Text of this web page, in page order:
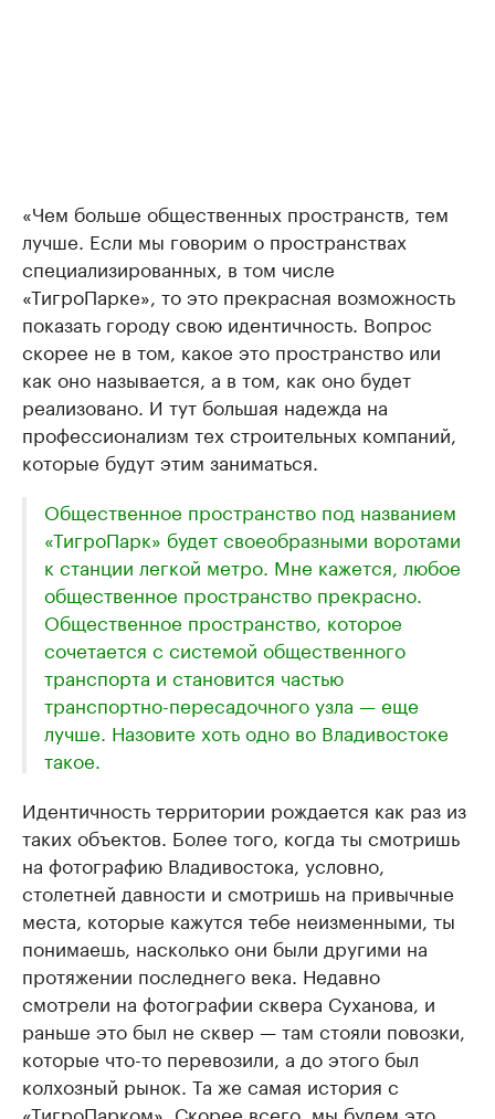
«Чем больше общественных пространств, тем
лучше. Если мы говорим о пространствах
специализированных, в том числе
«ТигроПарке», то это прекрасная возможность
показать городу свою идентичность. Вопрос
скорее не в том, какое это пространство или
как оно называется, а в том, как оно будет
реализовано. И тут большая надежда на
профессионализм тех строительных компаний,
которые будут этим заниматься.
Общественное пространство под названием
«ТигроПарк» будет своеобразными воротами
к станции легкой метро. Мне кажется, любое
общественное пространство прекрасно.
Общественное пространство, которое
сочетается с системой общественного
транспорта и становится частью
транспортно-пересадочного узла — еще
лучше. Назовите хоть одно во Владивостоке
такое.
Идентичность территории рождается как раз из
таких объектов. Более того, когда ты смотришь
на фотографию Владивостока, условно,
столетней давности и смотришь на привычные
места, которые кажутся тебе неизменными, ты
понимаешь, насколько они были другими на
протяжении последнего века. Недавно
смотрели на фотографии сквера Суханова, и
раньше это был не сквер — там стояли повозки,
которые что-то перевозили, а до этого был
колхозный рынок. Та же самая история с
«ТигроПарком». Скорее всего, мы будем это